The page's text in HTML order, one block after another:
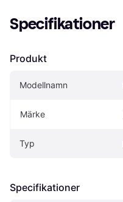
Specifikationer
Produkt
Modellnamn
Märke
Typ
Specifikationer